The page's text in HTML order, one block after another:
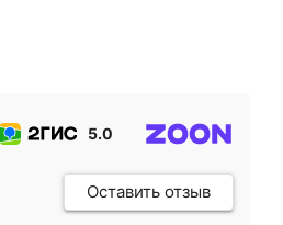
5.0
Оставить отзыв